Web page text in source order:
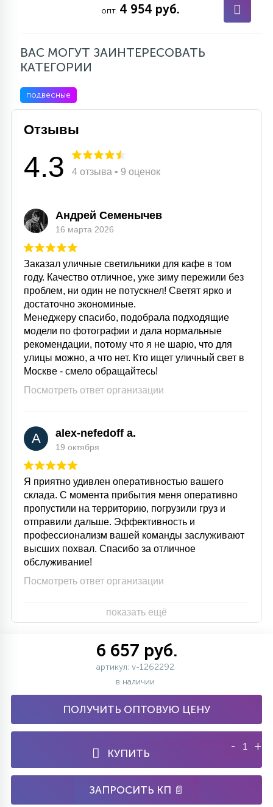
УПРАВЛЕНИЕ СВЕТОМ
КОМПЛЕКТУЮЩИЕ
СТЕКЛЯННЫЕ
ПОДВЕСНЫЕ
НАСТЕННЫЕ
С УПРАВЛЕНИЕМ
АКСЕССУАРЫ
опт. 4 954 руб.
ВАС МОГУТ ЗАИНТЕРЕСОВАТЬ
КАТЕГОРИИ
подвесные
Отзывы
4.3 4 отзыва • 9 оценок
Андрей Семенычев
16 марта 2026
Заказал уличные светильники для кафе в том
году. Качество отличное, уже зиму пережили без
проблем, ни один не потускнел! Светят ярко и
достаточно экономиные.
Менеджеру спасибо, подобрала подходящие
модели по фотографии и дала нормальные
рекомендации, потому что я не шарю, что для
улицы можно, а что нет. Кто ищет уличный свет в
Москве - смело обращайтесь!
Посмотреть ответ организации
A alex-nefedoff a.
19 октября
Я приятно удивлен оперативностью вашего
склада. С момента прибытия меня оперативно
пропустили на территорию, погрузили груз и
отправили дальше. Эффективность и
профессионализм вашей команды заслуживают
высших похвал. Спасибо за отличное
обслуживание!
Посмотреть ответ организации
показать ещё
6 657 руб.
артикул: v-1262292
в наличии
ПОЛУЧИТЬ ОПТОВУЮ ЦЕНУ
КУПИТЬ
- +
ЗАПРОСИТЬ КП 📄